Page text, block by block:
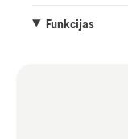
Funkcijas